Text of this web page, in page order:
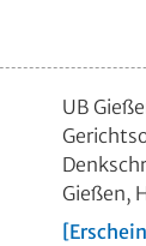
UB
Gießen,